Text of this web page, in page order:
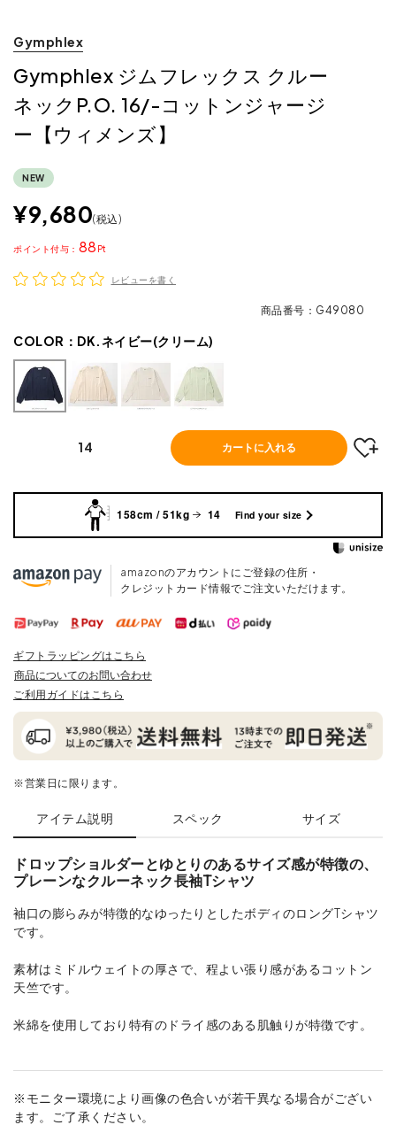
Gymphlex
Gymphlex ジムフレックス クルー
ネックP.O. 16/-コットンジャージ
ー【ウィメンズ】
NEW
¥9,680 税込
88
ポイント
レビューを書く
商品番号 G49080
COLOR： DK.ネイビー(クリーム)
14 カートに入れる
158cm / 51kg 14 Find your size
amazonのアカウントにご登録の住所・
クレジットカード情報でご注文いただけます。
ギフトラッピングはこちら
商品についてのお問い合わせ
ご利用ガイドはこちら
※営業日に限ります。
アイテム説明 スペック サイズ
ドロップショルダーとゆとりのあるサイズ感が特徴の、
プレーンなクルーネック長袖Tシャツ
袖口の膨らみが特徴的なゆったりとしたボディのロングTシャツ
です。
素材はミドルウェイトの厚さで、程よい張り感があるコットン
天竺です。
米綿を使用しており特有のドライ感のある肌触りが特徴です。
※モニター環境により画像の色合いが若干異なる場合がござい
ます。ご了承ください。